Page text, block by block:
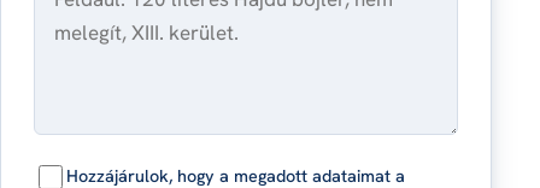
Hozzájárulok, hogy a megadott adataimat a